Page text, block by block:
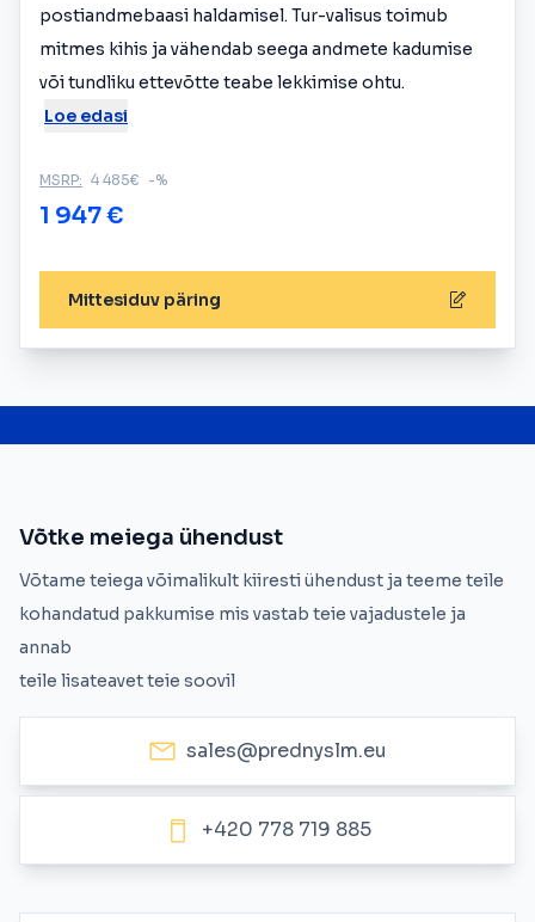
postiandmebaasi haldamisel. Tur-valisus toimub
mitmes kihis ja vähendab seega andmete kadumise
või tundliku ettevõtte teabe lekkimise ohtu.
Loe edasi
MSRP: 4 485€ -%
1 947 €
Mittesiduv päring
Võtke meiega ühendust
Võtame teiega võimalikult kiiresti ühendust ja teeme teile
kohandatud pakkumise mis vastab teie vajadustele ja
annab
teile lisateavet teie soovil
sales@prednyslm.eu
+420 778 719 885